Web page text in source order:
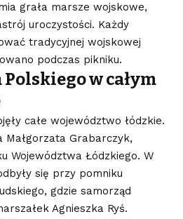
grała marsze wojskowe,
uroczystości. Każdy
tradycyjnej wojskowej
podczas pikniku.
w całym
całe województwo łódzkie.
Małgorzata Grabarczyk,
Województwa Łódzkiego. W
się przy pomniku
gdzie samorząd
Agnieszka Ryś.